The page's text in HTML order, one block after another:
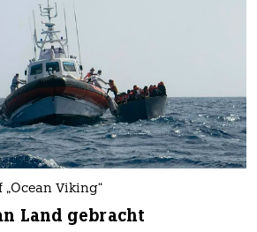
Viking“
Land gebracht